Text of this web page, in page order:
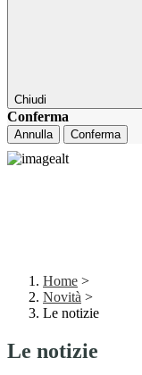
Chiudi
Conferma
Annulla Conferma
Home >
Novità >
Le notizie
Le notizie